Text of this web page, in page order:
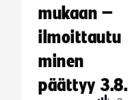
mukaan –
ilmoittautu
minen
päättyy 3.8.